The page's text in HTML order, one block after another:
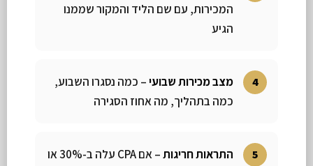
המכירות, עם שם הליד והמקור שממנו
הגיע
מצב מכירות שבועי– כמה נסגרו השבוע,
כמה בתהליך, מה אחוז הסגירה
התראות חריגות
– אם CPA עלה ב-30% או